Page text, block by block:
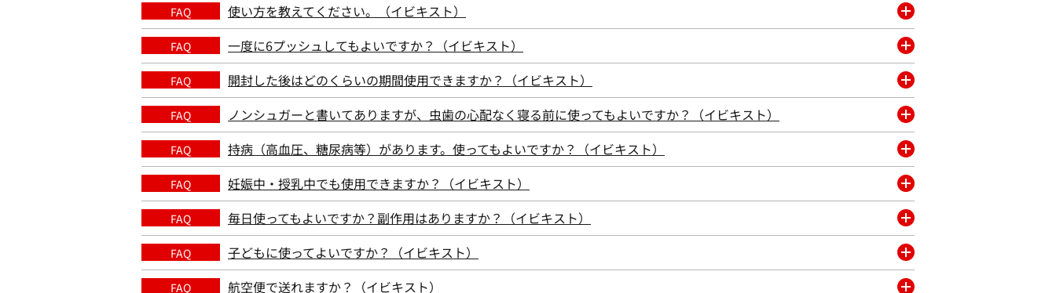
FAQ
使い方を教えてください。（イビキスト）
開
く
FAQ
一度に6プッシュしてもよいですか？（イビキスト）
開
く
FAQ
開封した後はどのくらいの期間使用できますか？（イビキスト）
開
く
FAQ
ノンシュガーと書いてありますが、虫歯の心配なく寝る前に使ってもよいですか？（イビキスト）
開
く
FAQ
持病（高血圧、糖尿病等）があります。使ってもよいですか？（イビキスト）
開
く
FAQ
妊娠中・授乳中でも使用できますか？（イビキスト）
開
く
FAQ
毎日使ってもよいですか？副作用はありますか？（イビキスト）
開
く
FAQ
子どもに使ってよいですか？（イビキスト）
開
FAQ
航空便で送れますか？（イビキスト）